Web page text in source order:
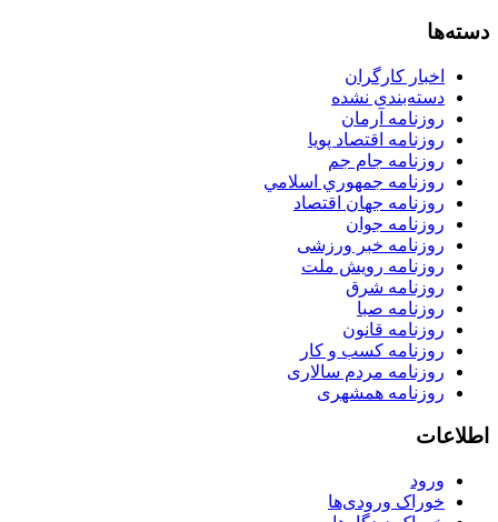
دسته‌ها
اخبار کارگران
دسته‌بندی نشده
روزنامه آرمان
روزنامه اقتصاد پویا
روزنامه جام جم
روزنامه جمهوري اسلامي
روزنامه جهان اقتصاد
روزنامه جوان
روزنامه خبر ورزشى
روزنامه رویش ملت
روزنامه شرق
روزنامه صبا
روزنامه قانون
روزنامه كسب و كار
روزنامه مردم سالاری
روزنامه همشهری
اطلاعات
ورود
خوراک ورودی‌ها